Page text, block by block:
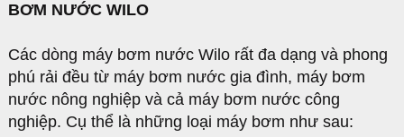
BƠM NƯỚC WILO
Các dòng máy bơm nước Wilo rất đa dạng và phong
phú rải đều từ máy bơm nước gia đình, máy bơm
nước nông nghiệp và cả máy bơm nước công
nghiệp. Cụ thể là những loại máy bơm như sau: